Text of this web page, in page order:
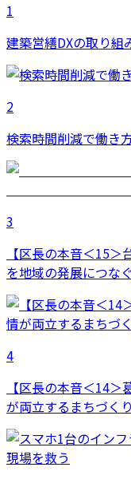
1
建築営繕DXの取り組
2
検索時間削減で働き
3
【区長の本音＜15
を地域の発展につなぐ
4
【区長の本音＜14
が両立するまちづくり